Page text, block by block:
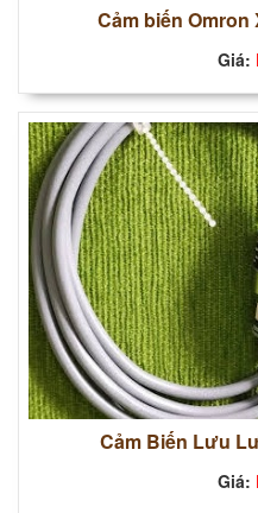
Cảm biến Omron
Giá:
Cảm Biến Lưu
Giá: